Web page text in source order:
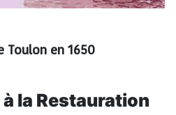
Toulon en 1650
à la Restauration